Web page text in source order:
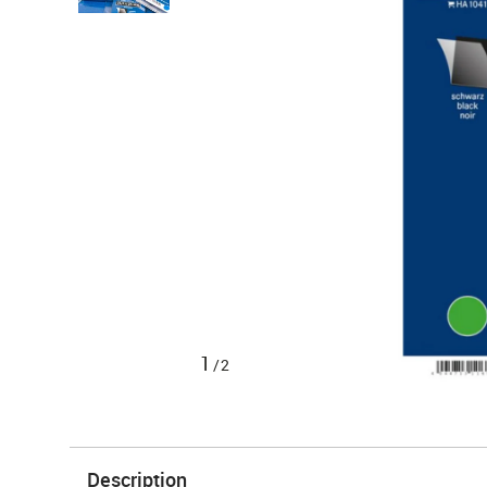
1 /2
Description